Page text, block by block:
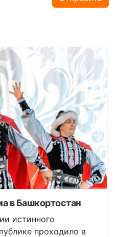
в Башкортостан
истинного
проходило в